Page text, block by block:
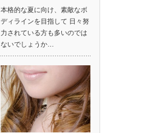
本格的な夏に向け、素敵なボ
ディラインを目指して 日々努
力されている方も多いのでは
ないでしょうか…